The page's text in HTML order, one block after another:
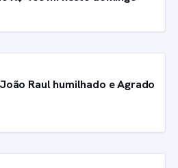
Raul humilhado e Agrado